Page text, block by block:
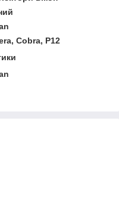
Cobra, P12